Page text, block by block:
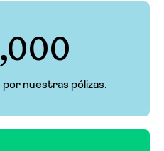
por nuestras pólizas.